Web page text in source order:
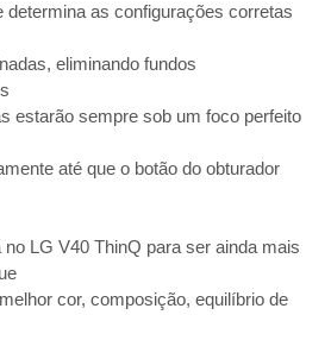
determina as configurações corretas
eliminando fundos
estarão sempre sob um foco perfeito
até que o botão do obturador
LG V40 ThinQ para ser ainda mais
cor, composição, equilíbrio de